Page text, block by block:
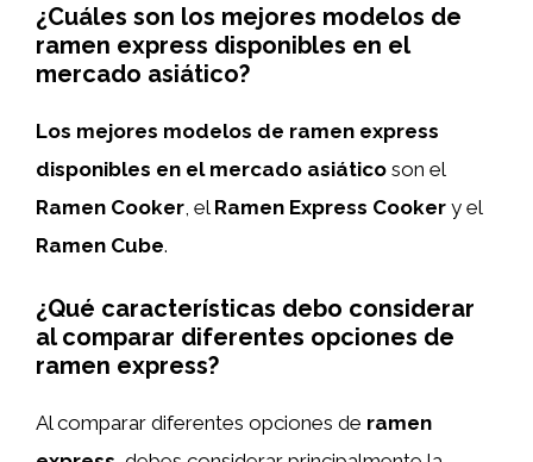
¿Cuáles son los mejores modelos de
ramen express disponibles en el
mercado asiático?
Los mejores modelos de ramen express
disponibles en el mercado asiático son el
Ramen Cooker , el Ramen Express Cooker y el
Ramen Cube.
¿Qué características debo considerar
al comparar diferentes opciones de
ramen express?
Al comparar diferentes opciones de ramen